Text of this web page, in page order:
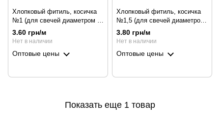
Хлопковый фитиль, косичка
№1 (для свечей диаметром 3-
4см)
3.60 грн/м
Нет в наличии
Оптовые цены
Хлопковый фитиль, косичка
№1,5 (для свечей диаметром
3,5-4,5см)
3.80 грн/м
Нет в наличии
Оптовые цены
Показать еще 1 товар